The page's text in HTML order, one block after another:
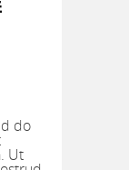
do
Ut